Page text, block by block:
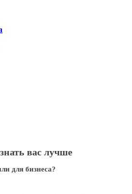
вас лучше
для бизнеса?